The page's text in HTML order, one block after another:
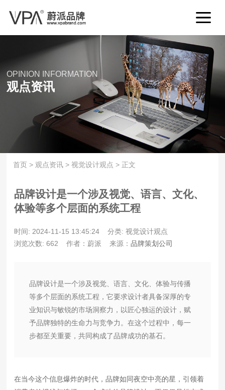
OPINION INFORMATION
观点资讯
首页 > 观点资讯 >视觉设计观点 > 正文
品牌设计是一个涉及视觉、语言、文化、
体验等多个层面的系统工程
时间: 2024-11-15 13:45:24
分类: 视觉设计观点
浏览次数: 662
作者：蔚派 来源：品牌策划公司
品牌设计是一个涉及视觉、语言、文化、体验与传播
等多个层面的系统工程，它要求设计者具备深厚的专
业知识与敏锐的市场洞察力，以匠心独运的设计，赋
予品牌独特的生命力与竞争力。在这个过程中，每一
步都至关重要，共同构成了品牌成功的基石。
在当今这个信息爆炸的时代，品牌如同夜空中亮的星，引领着